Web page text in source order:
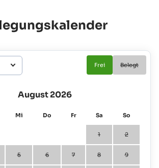
Frei Belegt
August 2026
Mi Do Fr Sa So
1 2
5 6 7 8 9